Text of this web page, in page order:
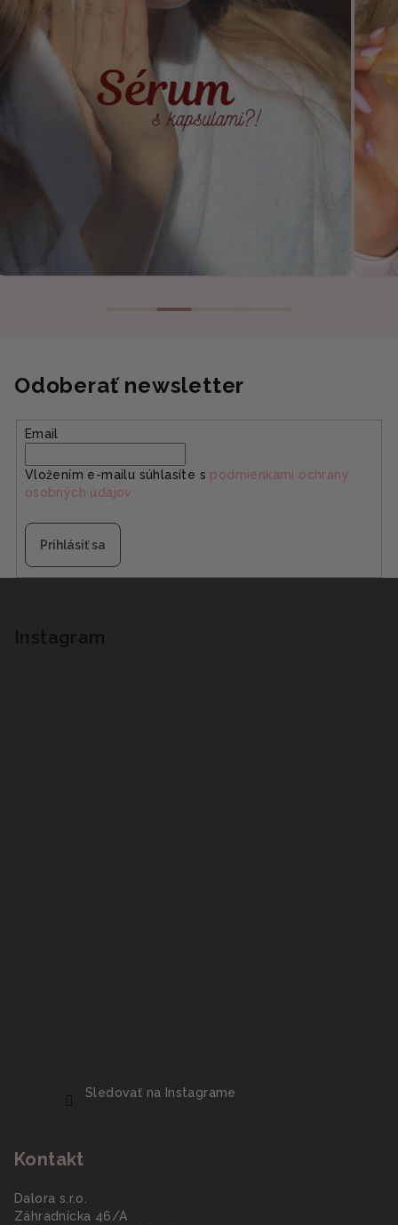
Odoberať newsletter
Email
Vložením e-mailu súhlasíte s podmienkami ochrany
osobných údajov
Prihlásiť sa
Instagram
Sledovať na Instagrame
Kontakt
Dalora s.r.o.
Záhradnícka 46/A